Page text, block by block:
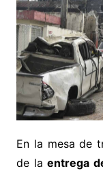
En la mesa de
de laentrega